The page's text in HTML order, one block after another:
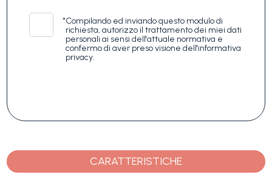
*Compilando ed inviando questo modulo di
richiesta, autorizzo il trattamento dei miei dati
personali ai sensi dell'attuale normativa e
confermo di aver preso visione dell'informativa
privacy.
CARATTERISTICHE